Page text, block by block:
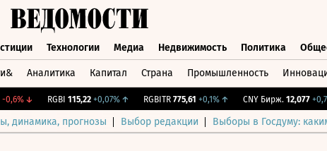
Технологии Медиа Недвижимость Политика
Аналитика Капитал Страна Промышленность
↓ RGBI 115,22 +0,07%↑ RGBITR 775,61 +0,1%↑ CNY Бирж. 12,077
динамика, прогнозы Выбор редакции Выборы в Госдуму: